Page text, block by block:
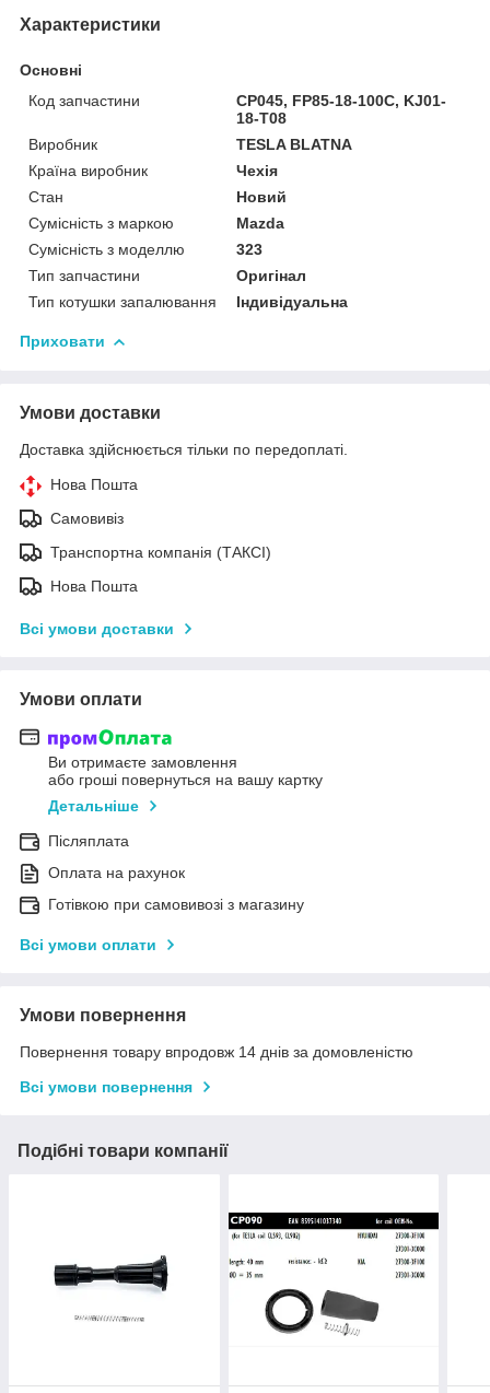
Характеристики
Основні
Код запчастини
CP045, FP85-18-100C, KJ01-
18-T08
Виробник
TESLA BLATNA
Країна виробник
Чехія
Стан
Новий
Сумісність з маркою
Mazda
Сумісність з моделлю
323
Тип запчастини
Оригінал
Тип котушки запалювання
Індивідуальна
Приховати
Умови доставки
Доставка здійснюється тільки по передоплаті.
Нова Пошта
Самовивіз
Транспортна компанія (ТАКСІ)
Нова Пошта
Всі умови доставки
Умови оплати
Ви отримаєте замовлення
або гроші повернуться на вашу картку
Детальніше
Післяплата
Оплата на рахунок
Готівкою при самовивозі з магазину
Всі умови оплати
Умови повернення
Повернення товару впродовж 14 днів за домовленістю
Всі умови повернення
Подібні товари компанії